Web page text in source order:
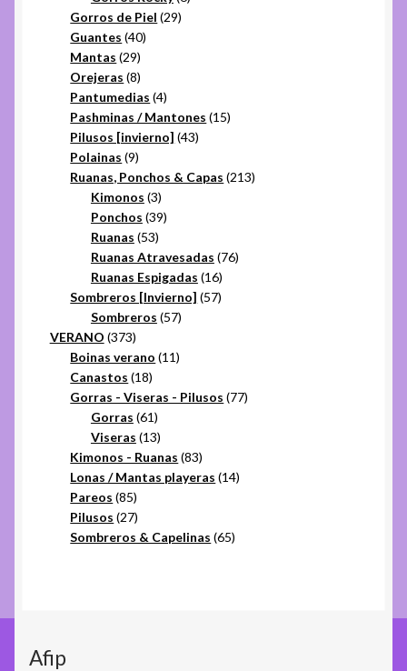
Gorros de Piel 2929
Guantes 4040
Mantas 2929
productos
Orejeras 88
productos
Pantumedias 44
productos
Pashminas / Mantones 1515
Pilusos [invierno] 4343
Polainas 99
productos
Ruanas, Ponchos & Capas 213213
Kimonos 33
productos
Ponchos 3939
Ruanas 5353
productos
Ruanas Atravesadas 7676
Ruanas Espigadas 1616
productos
Sombreros [Invierno] 5757
Sombreros 5757
VERANO 373373
productos
Boinas verano 1111
Canastos 1818
productos
Gorras - Viseras - Pilusos 7777
Gorras 6161
productos
Viseras 1313
productos
Kimonos - Ruanas 8383
productos
Lonas / Mantas playeras 1414
Pareos 8585
productos
Pilusos 2727
productos
Sombreros & Capelinas 6565
Afip